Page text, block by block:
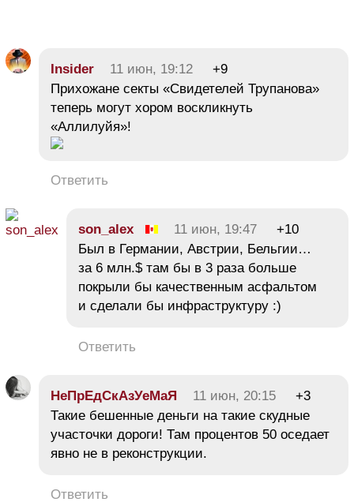
Insider 11 июн, 19:12
+9
Прихожане секты «Свидетелей Трупанова»
теперь могут хором воскликнуть
«Аллилуйя»!
Ответить
son_alex 11 июн, 19:47
+10
Был в Германии, Австрии, Бельгии…
за 6 млн.$ там бы в 3 раза больше
покрыли бы качественным асфальтом
и сделали бы инфраструктуру :)
Ответить
НеПрЕдСкАзУеМаЯ 11 июн, 20:15
+3
Такие бешенные деньги на такие скудные
участочки дороги! Там процентов 50 оседает
явно не в реконструкции.
Ответить